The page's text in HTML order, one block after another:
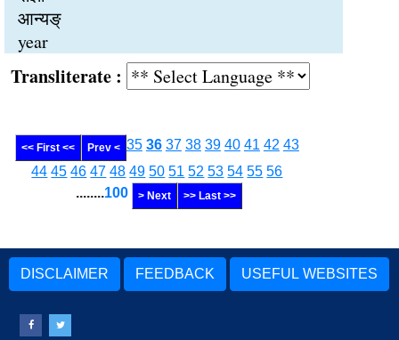
आन्यङ्
year
:
<< First << Prev < 35 36 37 38 39 40 41 42 43
44 45 46 47 48 49 50 51 52 53 54 55 56
........100 > Next >> Last >>
DISCLAIMER FEEDBACK USEFUL WEBSITES